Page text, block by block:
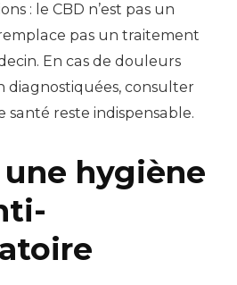
: le CBD n’est pas un
pas un traitement
En cas de douleurs
diagnostiquées, consulter
santé reste indispensable.
hygiène